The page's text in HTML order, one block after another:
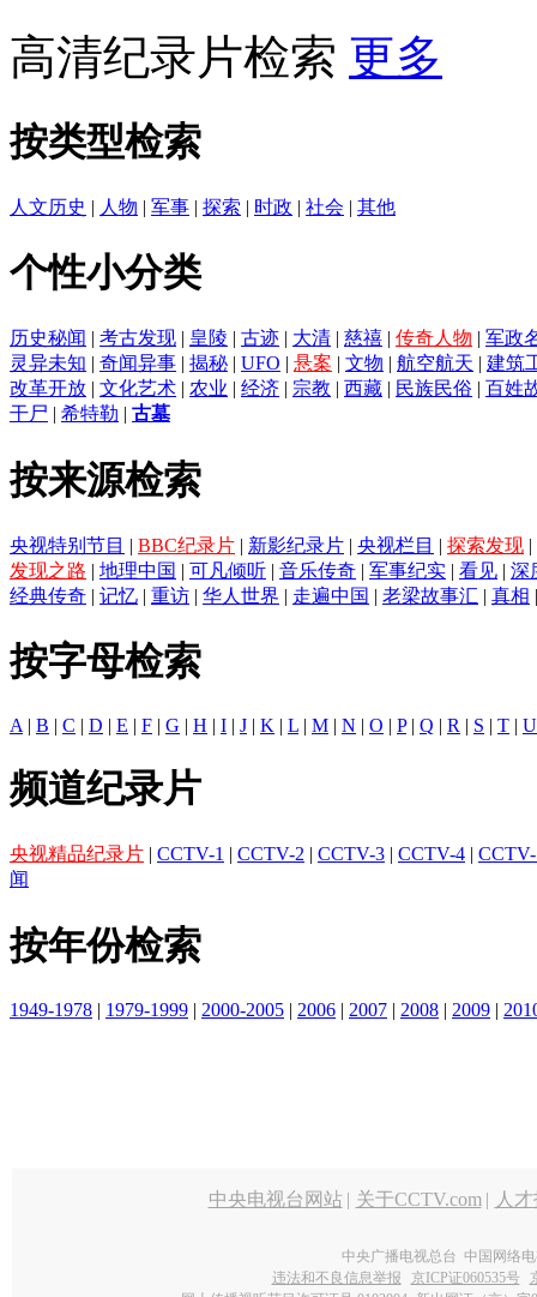
高清纪录片检索 更多
按类型检索
人文历史 | 人物 | 军事 | 探索 | 时政 | 社会 | 其他
个性小分类
历史秘闻 | 考古发现 | 皇陵 | 古迹 | 大清 | 慈禧 | 传奇人物 | 军政
灵异未知 | 奇闻异事 | 揭秘 | UFO | 悬案 | 文物 | 航空航天 | 建筑
改革开放 | 文化艺术 | 农业 | 经济 | 宗教 | 西藏 | 民族民俗 | 百姓
干尸 | 希特勒 | 古墓
按来源检索
央视特别节目 | BBC纪录片 | 新影纪录片 | 央视栏目 | 探索发现 |
发现之路 | 地理中国 | 可凡倾听 | 音乐传奇 | 军事纪实 | 看见 | 深
经典传奇 | 记忆 | 重访 | 华人世界 | 走遍中国 | 老梁故事汇 | 真相
按字母检索
A | B | C | D | E | F | G | H | I | J | K | L | M | N | O | P| Q | R | S | T | U
频道纪录片
央视精品纪录片 | CCTV-1 | CCTV-2 | CCTV-3 | CCTV-4 |
闻
按年份检索
1949-1978 | 1979-1999 | 2000-2005 | 2006 | 2007 | 2008 | 2009 |
中央电视台网站 | 关于CCTV.com | 人
中央广播电视总台 中国网络
违法和不良信息举报
京ICP证060535号